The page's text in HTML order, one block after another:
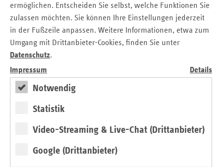
ermöglichen. Entscheiden Sie selbst, welche Funktionen Sie
zulassen möchten. Sie können Ihre Einstellungen jederzeit
in der Fußzeile anpassen. Weitere Informationen, etwa zum
Umgang mit Drittanbieter-Cookies, finden Sie unter
Datenschutz.
Impressum
Details
Notwendig
Statistik
Video-Streaming & Live-Chat (Drittanbieter)
Google (Drittanbieter)
Hotelübernachtungen oder Trüffel weniger Mehrwertsteuer
erhoben wird als auf lebenswichtige Arzneimittel. Dadurch
könnten auf einen Schlag etwa drei Milliarden Euro
eingespart werden.
ausreichen werden, das gesamte Defizit in 2011 zu decken.
"Es fehlen wahrscheinlich noch etwa fünf Milliarden Euro,
Zusatzbeiträge finanziert werden müssten. Der
Zusatzbeitrag wird dann eine Größenordnung von
durchschnittlich acht Euro haben. Dadurch werden weiter
die Versicherten belastet", so Ballast. Gerechter wäre es